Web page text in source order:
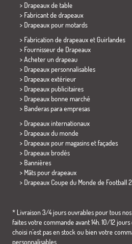
> Drapeaux de table
> Fabricant de drapeaux
> Drapeaux pour motards
> Fabrication de drapeaux et Guirlandes
> Fournisseur de Drapeaux
> Acheter un drapeau
> Drapeaux personnalisables
> Drapeaux extérieur
> Drapeaux publicitaires
> Drapeaux bonne marché
> Banderas para empresas
> Drapeaux internationaux
> Drapeaux du monde
> Drapeaux pour magasins et façades
> Drapeaux brodés
> Bannières
> Mâts pour drapeaux
> Drapeaux Coupe du Monde de Football
* Livraison 3/4 jours ouvrables pour tous
faites votre commande avant 14h. 10/12
choisi n´est pas en stock ou bien votre
personnalisables.